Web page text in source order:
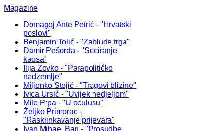
Magazine
Domagoj Ante Petrić - "Hrvatski
poslovi"
Benjamin Tolić - "Zablude trga"
Damir Pešorda - "Seciranje
kaosa"
Ilija Zovko - "Parapolitičko
nadzemlje"
Miljenko Stojić - "Tragovi blizine"
Ivica Ursić - "Uvijek nedjeljom"
Mile Prpa - "U oculusu"
Željko Primorac -
"Raskrinkavanje prijevara"
Ivan Mihael Ban - "Prosudbe